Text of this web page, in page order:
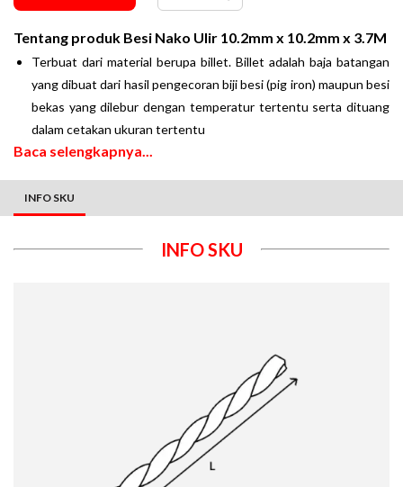
Tentang produk Besi Nako Ulir 10.2mm x 10.2mm x 3.7M
Terbuat dari material berupa billet. Billet adalah baja batangan
yang dibuat dari hasil pengecoran biji besi (pig iron) maupun besi
bekas yang dilebur dengan temperatur tertentu serta dituang
dalam cetakan ukuran tertentu
Baca selengkapnya...
INFO SKU
INFO SKU